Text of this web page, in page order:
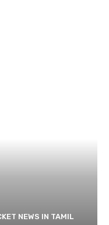
NEWS IN TAMIL